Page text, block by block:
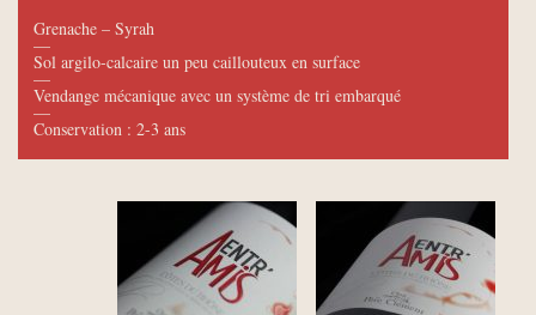
Grenache – Syrah
—
Sol argilo-calcaire un peu caillouteux en surface
—
Vendange mécanique avec un système de tri embarqué
—
Conservation : 2-3 ans